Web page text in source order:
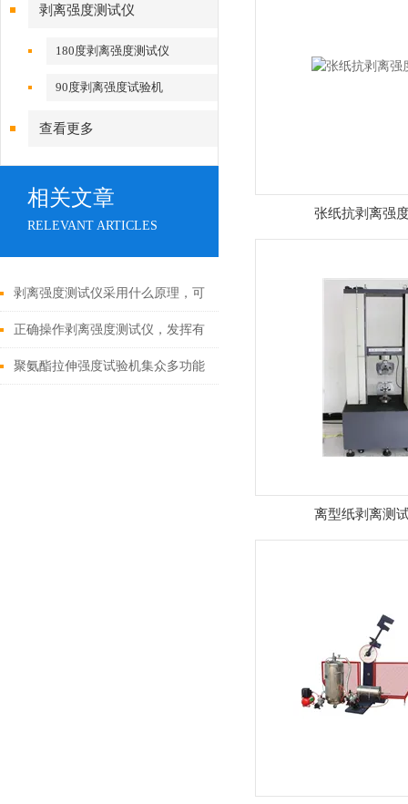
剥离强度测试仪
180度剥离强度测试仪
90度剥离强度试验机
查看更多
相关文章
RELEVANT ARTICLES
剥离强度测试仪采用什么原理，可
用于哪些产品？
正确操作剥离强度测试仪，发挥有
效技术特点
聚氨酯拉伸强度试验机集众多功能
张纸抗剥离强
离型纸剥离测